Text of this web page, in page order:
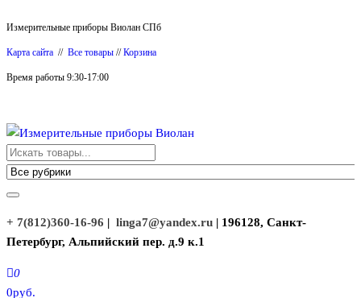
к
содержимому
Измерительные приборы Виолан СПб
Карта сайта // Все товары //Корзина
Время работы 9:30-17:00
Измерительные приборы Виолан
+ 7(812)360-16-96 | linga7@yandex.ru | 196128, Санкт-
Петербург, Альпийский пер. д.9 к.1
0
0руб.